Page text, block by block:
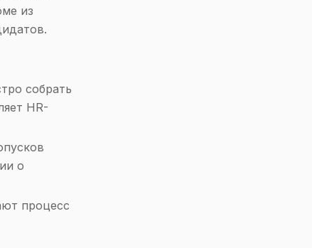
из
собрать
HR-
о
процесс